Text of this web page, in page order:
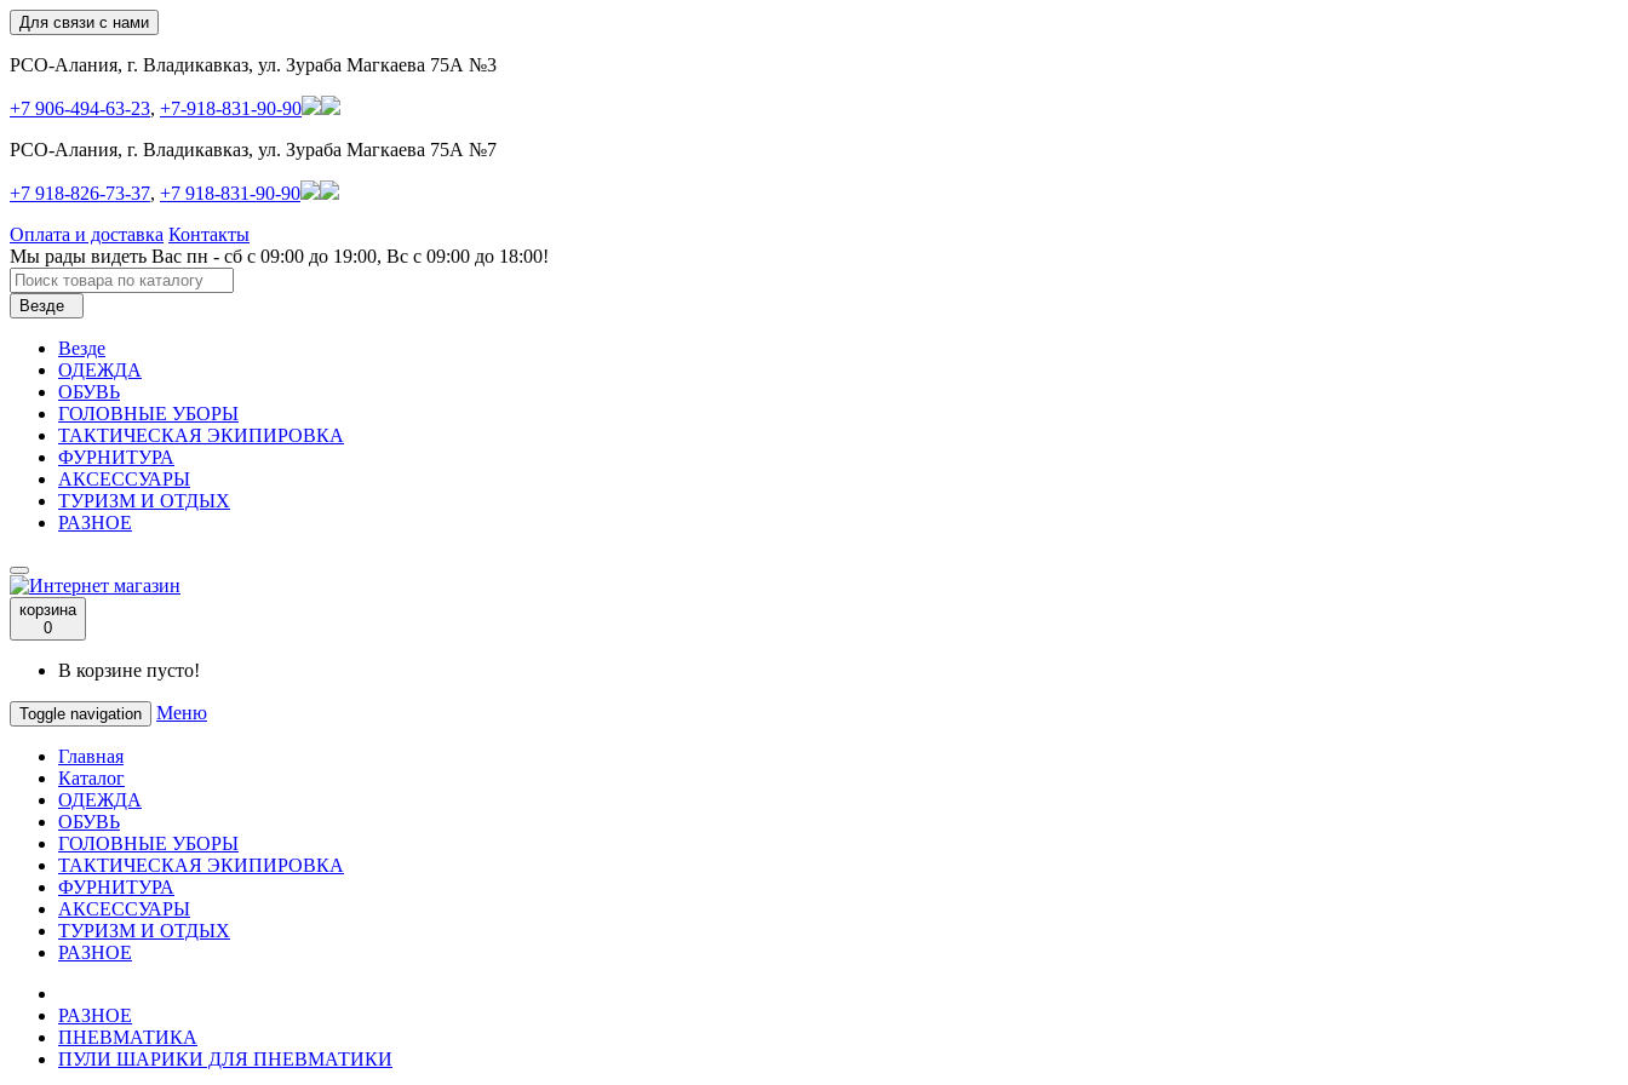
Для связи с нами
РСО-Алания, г. Владикавказ, ул. Зураба Магкаева 75А №3
+7 906-494-63-23, +7-918-831-90-90
РСО-Алания, г. Владикавказ, ул. Зураба Магкаева 75А №7
+7 918-826-73-37, +7 918-831-90-90
Оплата и доставка Контакты
Мы рады видеть Вас пн - сб с 09:00 до 19:00, Вс с 09:00 до 18:00!
Везде
Везде
ОДЕЖДА
ОБУВЬ
ГОЛОВНЫЕ УБОРЫ
ТАКТИЧЕСКАЯ ЭКИПИРОВКА
ФУРНИТУРА
АКСЕССУАРЫ
ТУРИЗМ И ОТДЫХ
РАЗНОЕ
корзина
0
В корзине пусто!
Toggle navigation Меню
Главная
Каталог
ОДЕЖДА
ОБУВЬ
ГОЛОВНЫЕ УБОРЫ
ТАКТИЧЕСКАЯ ЭКИПИРОВКА
ФУРНИТУРА
АКСЕССУАРЫ
ТУРИЗМ И ОТДЫХ
РАЗНОЕ
РАЗНОЕ
ПНЕВМАТИКА
ПУЛИ ШАРИКИ ДЛЯ ПНЕВМАТИКИ